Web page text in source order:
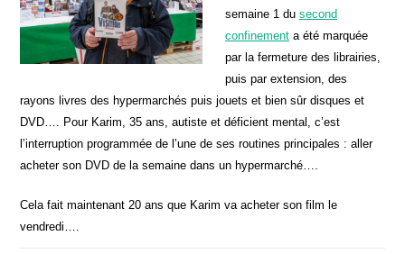
semaine 1 du second
confinement a été marquée
par la fermeture des librairies,
puis par extension, des
rayons livres des hypermarchés puis jouets et bien sûr disques et
DVD…. Pour Karim, 35 ans, autiste et déficient mental, c’est
l’interruption programmée de l’une de ses routines principales : aller
acheter son DVD de la semaine dans un hypermarché….
Cela fait maintenant 20 ans que Karim va acheter son film le
vendredi….